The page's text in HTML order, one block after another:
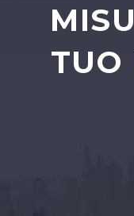
TUO